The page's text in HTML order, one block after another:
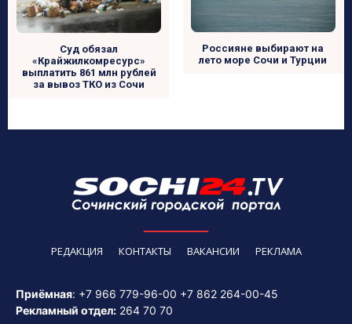
Суд обязал
«Крайжилкомресурс»
выплатить 861 млн рублей
за вывоз ТКО из Сочи
Россияне выбирают на
лето море Сочи и Турции
РЕДАКЦИЯ КОНТАКТЫ ВАКАНСИИ РЕКЛАМА
Приёмная: +7 966 779-96-00 +7 862 264-00-45
Рекламный отдел: 264 70 70